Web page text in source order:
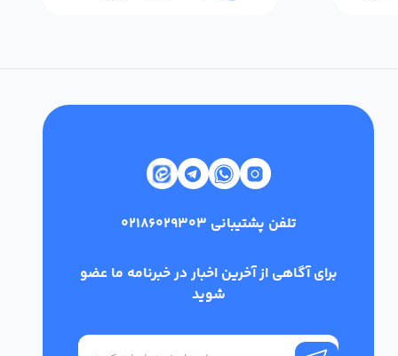
تلفن پشتیبانی 02186029303
برای آگاهی از آخرین اخبار در خبرنامه ما عضو
شوید